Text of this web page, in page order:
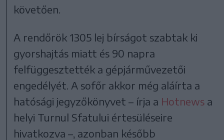
követően.
A rendőrök 1305 lej bírságot szabtak ki
gyorshajtás miatt és 90 napra
felfüggesztették a gépjárművezetői
engedélyét. A sofőr akkor még aláírta a
hatósági jegyzőkönyvet – írja a Hotnews a
helyi Turnul Sfatului értesüléseire
hivatkozva –, azonban később